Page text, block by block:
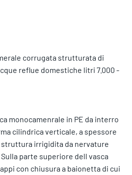
corrugata strutturata di
reflue domestiche litri 7.000 -
monocamenrale in PE da interro
cilindrica verticale, a spessore
irrigidita da nervature
parte superiore dell vasca
con chiusura a baionetta di cui